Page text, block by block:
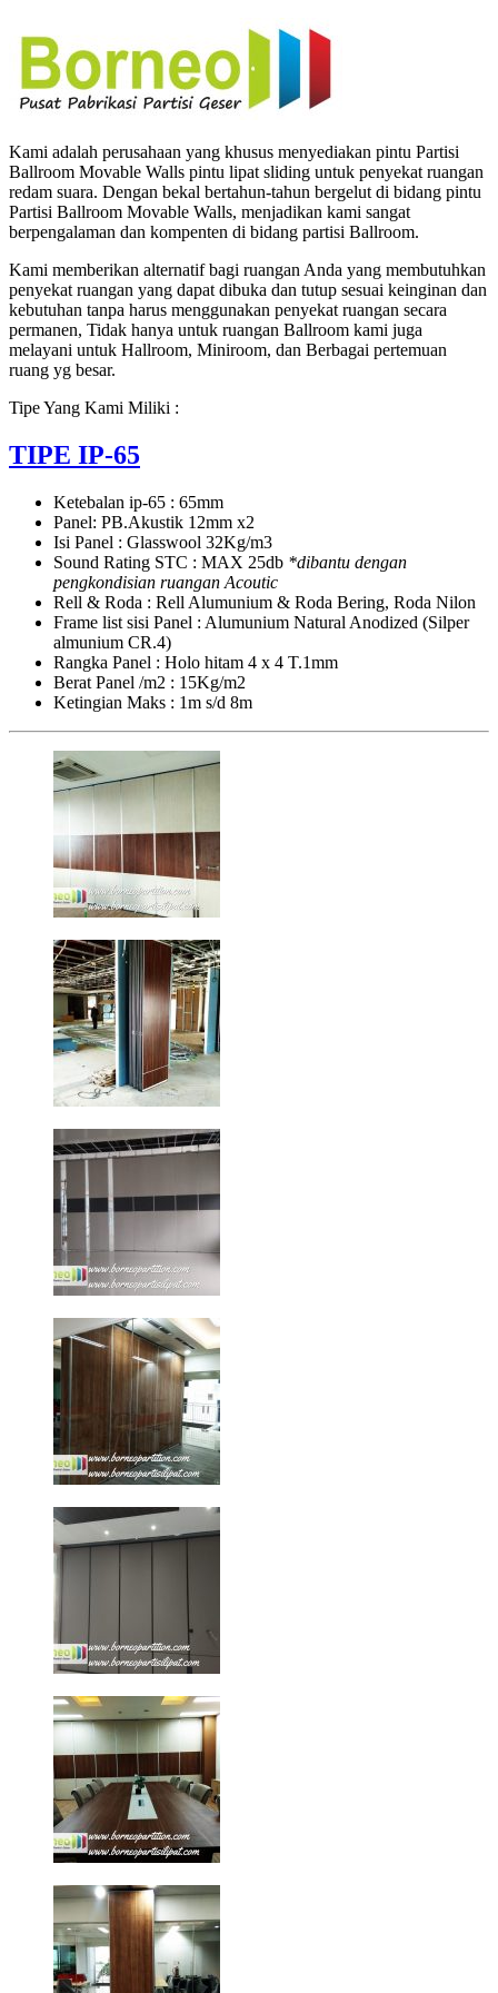
UNTUK
UNTUK
KELAS
KAMPUS
|
KELAS
SEKOLAH
di
BANDUNG,
JAKARTA,
BEKASI,
TANGERANG
Kami adalah perusahaan yang khusus menyediakan pintu Partisi
Ballroom Movable Walls pintu lipat sliding untuk penyekat ruangan
redam suara. Dengan bekal bertahun-tahun bergelut di bidang pintu
Partisi Ballroom Movable Walls, menjadikan kami sangat
berpengalaman dan kompenten di bidang partisi Ballroom.
Kami memberikan alternatif bagi ruangan Anda yang membutuhkan
penyekat ruangan yang dapat dibuka dan tutup sesuai keinginan dan
kebutuhan tanpa harus menggunakan penyekat ruangan secara
permanen, Tidak hanya untuk ruangan Ballroom kami juga
melayani untuk Hallroom, Miniroom, dan Berbagai pertemuan
ruang yg besar.
Tipe Yang Kami Miliki :
TIPE IP-65
Ketebalan ip-65 : 65mm
Panel: PB.Akustik 12mm x2
Isi Panel : Glasswool 32Kg/m3
Sound Rating STC : MAX 25db *dibantu dengan
pengkondisian ruangan Acoutic
Rell & Roda : Rell Alumunium & Roda Bering, Roda Nilon
Frame list sisi Panel : Alumunium Natural Anodized (Silper
almunium CR.4)
Rangka Panel : Holo hitam 4 x 4 T.1mm
Berat Panel /m2 : 15Kg/m2
Ketingian Maks : 1m s/d 8m